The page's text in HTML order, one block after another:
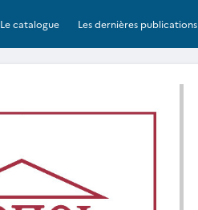
Le catalogue Les dernières publications